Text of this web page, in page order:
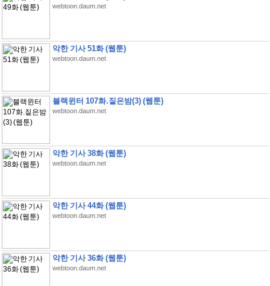
webtoon.daum.net
악한 기사 51화 (웹툰)
webtoon.daum.net
블랙윈터 107화.짙은밤(3) (웹툰)
webtoon.daum.net
악한 기사 38화 (웹툰)
webtoon.daum.net
악한 기사 44화 (웹툰)
webtoon.daum.net
악한 기사 36화 (웹툰)
webtoon.daum.net